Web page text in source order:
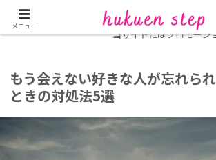
ホーム
復縁コラム
当サイトにはプロモーシ
もう会えない好きな人が忘れら
ときの対処法5選
メニュー